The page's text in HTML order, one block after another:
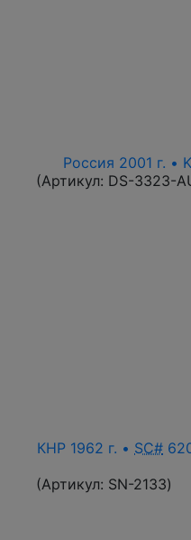
Россия 2001 г. •
(Артикул: DS-3323-
КНР 1962 г. • SC#
(Артикул: SN-2133)